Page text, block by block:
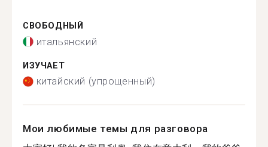
СВОБОДНЫЙ
итальянский
ИЗУЧАЕТ
китайский (упрощенный)
Мои любимые темы для разговора